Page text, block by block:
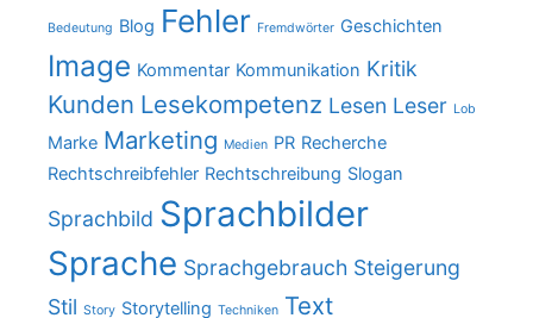
Bedeutung Blog Fehler Fremdwörter Geschichten
Image Kommentar Kommunikation Kritik
Kunden Lesekompetenz Lesen Leser Lob
Marke Marketing Medien PR Recherche
Rechtschreibfehler Rechtschreibung Slogan
Sprachbild Sprachbilder
Sprache Sprachgebrauch Steigerung
Stil Story Storytelling Techniken Text